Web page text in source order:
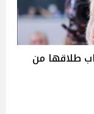
طلاقها من